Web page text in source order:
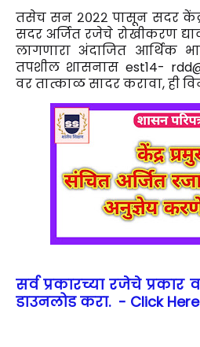
तसेच सन २०२२ पासून सदर
सदर अर्जित रजेचे रोखीकरण
लागणारा अंदाजित आर्थिक
तपशील शासनास est14-
वर तात्काळ सादर करावा, ही
सर्व प्रकारच्या रजेचे प्रकार
डाउनलोड करा. - Click Here